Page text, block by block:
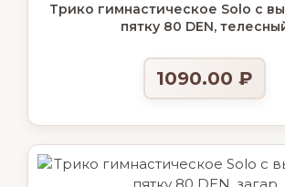
Трико гимнастическое Solo с
пятку 80 DEN,
1090.00 ₽